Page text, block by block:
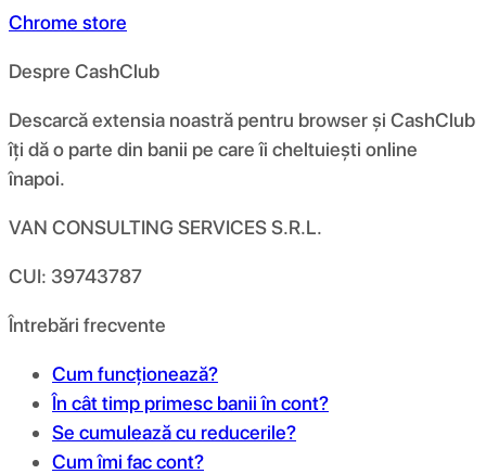
Chrome store
Despre CashClub
Descarcă extensia noastră pentru browser și CashClub
îți dă o parte din banii pe care îi cheltuiești online
înapoi.
VAN CONSULTING SERVICES S.R.L.
CUI: 39743787
Întrebări frecvente
Cum funcționează?
În cât timp primesc banii în cont?
Se cumulează cu reducerile?
Cum îmi fac cont?